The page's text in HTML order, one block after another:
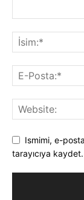
Ismimi, e-
tarayıcıya kaydet.